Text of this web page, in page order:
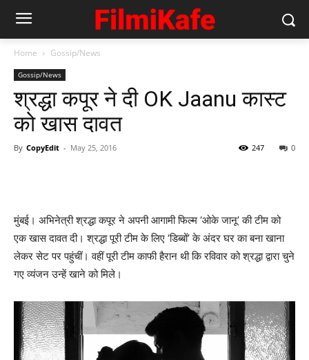
Home Gossip/News
Gossip/News
श्रद्धा कपूर ने दी OK Jaanu कास्‍ट
को खास दावत
By CopyEdit - May 25, 2016 0
247
मुंबई। अभिनेत्री श्रद्धा कपूर ने अपनी आगामी फिल्म ‘ओके जानू’ की टीम को
एक खास दावत दी। श्रद्धा पूरी टीम के लिए ‘डिब्बों’ के अंदर घर का बना खाना
लेकर सेट पर पहुंचीं। वहीं पूरी टीम काफी हैरान थी कि रविवार को श्रद्धा द्वारा चुने
गए व्यंजन उन्हें खाने को मिले।